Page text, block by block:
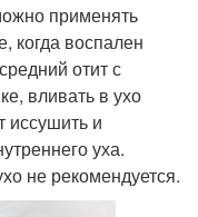
применять
когда воспален
отит с
вливать в ухо
иссушить и
уха.
не рекомендуется.